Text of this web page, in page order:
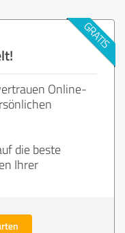
Online-
die beste
Ihrer